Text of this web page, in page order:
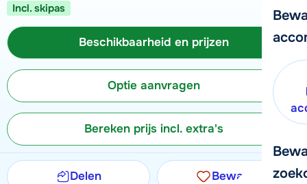
Incl. skipas
Beschikbaarheid en prijzen
Optie aanvragen
Bereken prijs incl. extra's
Delen Bewaren